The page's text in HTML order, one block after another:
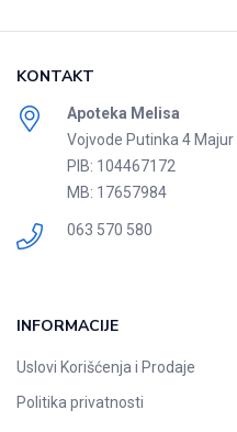
KONTAKT
Apoteka Melisa
Vojvode Putinka 4 Majur
PIB: 104467172
MB: 17657984
063 570 580
INFORMACIJE
Uslovi Korišćenja i Prodaje
Politika privatnosti